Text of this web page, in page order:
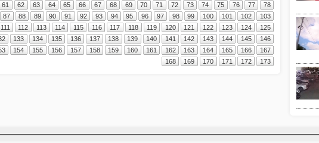
61 62 63 64 65 66 67 68 69 70 71 72 73 74 75 76 77
78
87 88 89 90 91 92 93 94 95 96 97 98 99 100 101 102
103
111 112 113 114 115 116 117 118 119 120 121 122 123 124
125
133 134 135 136 137 138 139 140 141 142 143 144 145
146
154 155 156 157 158 159 160 161 162 163 164 165 166
167
168
169 170 171 172 173